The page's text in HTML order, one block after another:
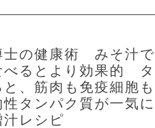
士の健康術 みそ汁で
るとより効果的 タ
、筋肉も免疫細胞も
タンパク質が一気に
レシピ